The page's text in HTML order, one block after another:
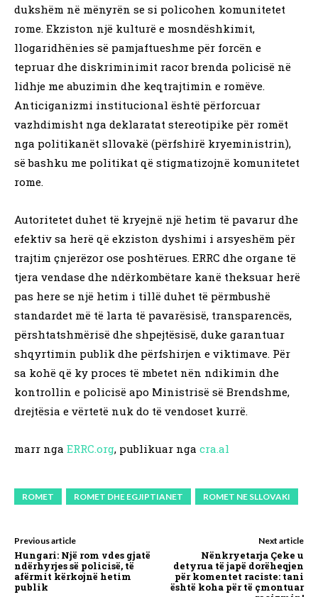
dukshëm në mënyrën se si policohen komunitetet
rome. Ekziston një kulturë e mosndëshkimit,
llogaridhënies së pamjaftueshme për forcën e
tepruar dhe diskriminimit racor brenda policisë në
lidhje me abuzimin dhe keqtrajtimin e romëve.
Anticiganizmi institucional është përforcuar
vazhdimisht nga deklaratat stereotipike për romët
nga politikanët sllovakë (përfshirë kryeministrin),
së bashku me politikat që stigmatizojnë komunitetet
rome.
Autoritetet duhet të kryejnë një hetim të pavarur dhe
efektiv sa herë që ekziston dyshimi i arsyeshëm për
trajtim çnjerëzor ose poshtërues. ERRC dhe organe të
tjera vendase dhe ndërkombëtare kanë theksuar herë
pas here se një hetim i tillë duhet të përmbushë
standardet më të larta të pavarësisë, transparencës,
përshtatshmërisë dhe shpejtësisë, duke garantuar
shqyrtimin publik dhe përfshirjen e viktimave. Për
sa kohë që ky proces të mbetet nën ndikimin dhe
kontrollin e policisë apo Ministrisë së Brendshme,
drejtësia e vërtetë nuk do të vendoset kurrë.
marr nga ERRC.org, publikuar nga cra.al
ROMET ROMET DHE EGJIPTIANET ROMET NE SLLOVAKI
Previous article
Hungari: Një rom vdes gjatë
ndërhyrjes së policisë, të
afërmit kërkojnë hetim
publik
Next article
Nënkryetarja Çeke u
detyrua të japë dorëheqjen
për komentet raciste: tani
është koha për të çmontuar